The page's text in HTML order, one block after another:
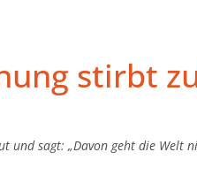
stirbt
und sagt: „Davon geht die